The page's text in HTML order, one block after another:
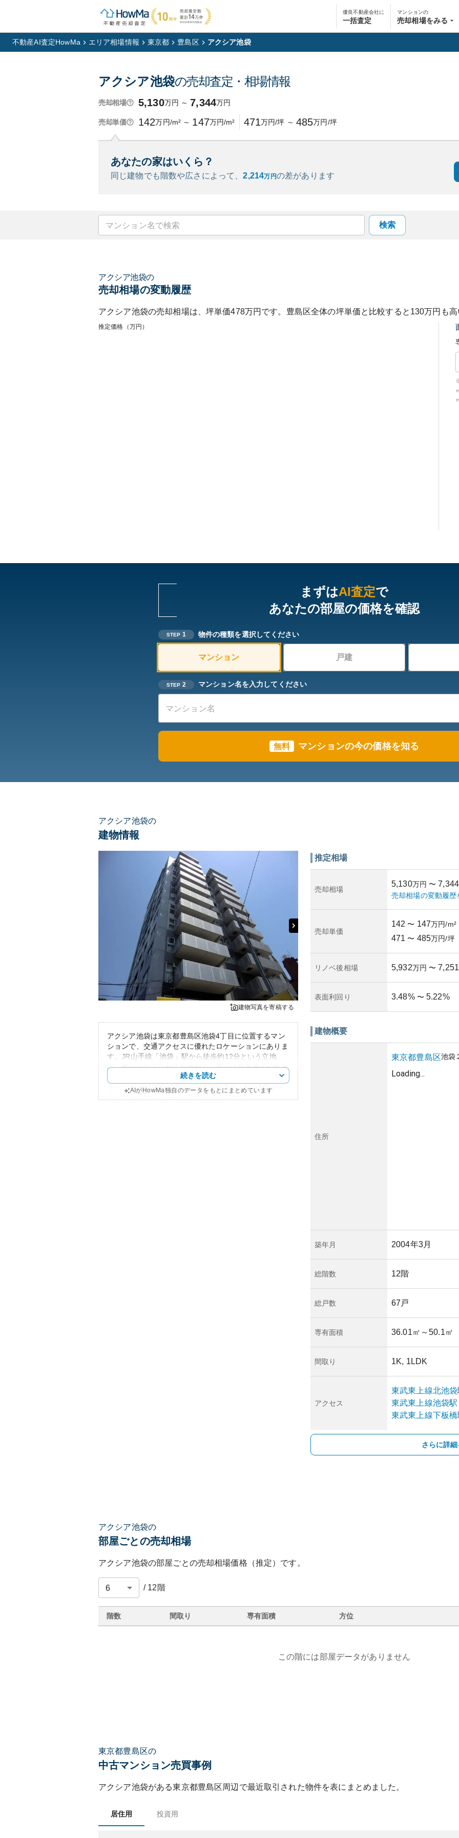
優良不動産会社に
一括査定
マンションの
売却相場をみる
不動産AI査定HowMa エリア相場情報 東京都 豊島区 アクシア池袋
アクシア池袋の売却査定・相場情報
売却相場 5,130万円 ～ 7,344万円
売却単価 142万円/m² ～ 147万円/m² 471万円/坪 ～ 485万円/坪
あなたの家はいくら？
同じ建物でも階数や広さによって、2,214万円の差があります
検索
アクシア池袋の
売却相場の変動履歴
アクシア池袋の売却相場は、坪単価478万円です。 豊島区全体の坪単価と比較すると 130万円も高
推定価格（万円）
まずはAI査定で
あなたの部屋の価格を確認
STEP 1 物件の種類を選択してください
マンション 戸建
STEP 2 マンション名を入力してください
無料 マンションの今の価格を知る
アクシア池袋の
建物情報
建物写真を寄稿する
アクシア池袋は東京都豊島区池袋4丁目に位置するマン
ションで、交通アクセスに優れたロケーションにありま
す。JR山手線「池袋」駅から徒歩約12分という立地
は、都心へのアクセスが便利で、周辺は商業施設や飲食
店が充実しており、生活利便性が高い地域です。このマ
ンションは1996年に建設され、9階建て・地下1階から
続きを読む
AIがHowMa独自のデータをもとにまとめています
推定相場
売却相場
5,130万円 〜 7,344
売却相場の変動履歴
売却単価
142 〜 147万円/m²
471 〜 485万円/坪
リノベ後相場 5,932万円 〜 7,251
表面利回り 3.48% 〜 5.22%
建物概要
住所
東京都豊島区池袋
Loading...
築年月 2004年3月
総階数 12階
総戸数 67戸
専有面積 36.01㎡ ～50.1㎡
間取り 1K, 1LDK
アクセス
東武東上線北池袋
東武東上線池袋駅
東武東上線下板橋
さらに詳
アクシア池袋の
部屋ごとの売却相場
アクシア池袋の部屋ごとの売却相場価格（推定）です。
/ 12 階
階数 間取り 専有面積 方位
この階には部屋データがありません
東京都豊島区の
中古マンション売買事例
アクシア池袋がある東京都豊島区周辺で最近取引された物件を表にまとめました。
居住用 投資用